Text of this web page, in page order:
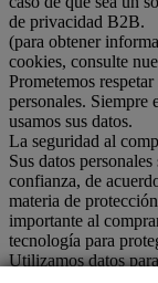
de privacidad B2B.
(para obtener
cookies, consulte
Prometemos
personales. Siempre
usamos sus datos.
La seguridad al
Sus datos
confianza, de
materia de
importante al
tecnología para
Utilizamos datos